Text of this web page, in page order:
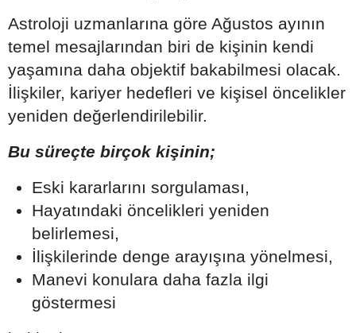
Astroloji uzmanlarına göre Ağustos ayının
temel mesajlarından biri de kişinin kendi
yaşamına daha objektif bakabilmesi olacak.
İlişkiler, kariyer hedefleri ve kişisel öncelikler
yeniden değerlendirilebilir.
Bu süreçte birçok kişinin;
Eski kararlarını sorgulaması,
Hayatındaki öncelikleri yeniden
belirlemesi,
İlişkilerinde denge arayışına yönelmesi,
Manevi konulara daha fazla ilgi
göstermesi